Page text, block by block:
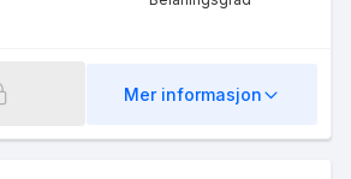
Mer informasjon